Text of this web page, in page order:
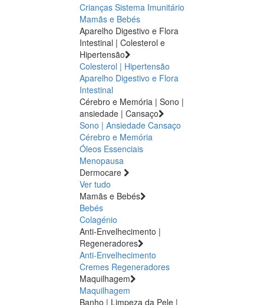
Crianças Sistema Imunitário
Mamãs e Bebés
Aparelho Digestivo e Flora
Intestinal | Colesterol e
Hipertensão
Colesterol | Hipertensão
Aparelho Digestivo e Flora
Intestinal
Cérebro e Memória | Sono |
ansiedade | Cansaço
Sono | Ansiedade Cansaço
Cérebro e Memória
Óleos Essenciais
Menopausa
Dermocare
Ver tudo
Mamãs e Bebés
Bebés
Colagénio
Anti-Envelhecimento |
Regeneradores
Anti-Envelhecimento
Cremes Regeneradores
Maquilhagem
Maquilhagem
Banho | Limpeza da Pele |